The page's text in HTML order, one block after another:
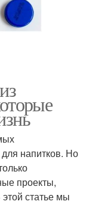
напитков. Но
проекты,
статье мы